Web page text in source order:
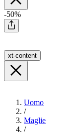
-50%
xt-content
Uomo
/
Maglie
/